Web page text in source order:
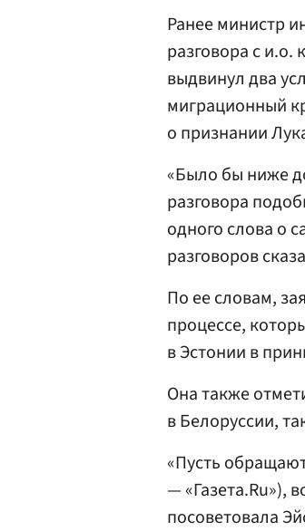
Ранее министр
разговора с и.о.
выдвинул два
миграционный
о признании
«Было бы ниже
разговора
одного слова о
разговоров
По ее словам,
процессе,
в Эстонии в
Она также
в Белоруссии,
«Пусть
— «Газета.Ru»),
посоветовала